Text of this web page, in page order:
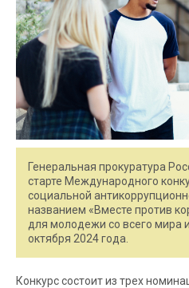
Генеральная прокуратура
старте Международного
социальной
названием «Вместе против
для молодежи со всего мира
октября 2024 года.
Конкурс состоит из трех